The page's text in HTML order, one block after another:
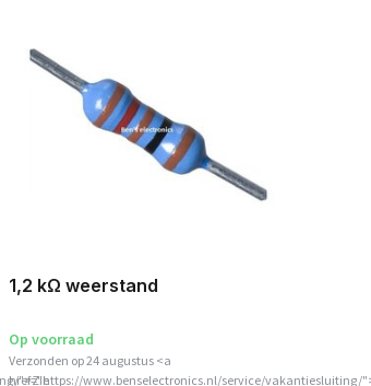
">Zie
1,2 kΩ weerstand
Op voorraad
Verzonden op 24 augustus <a
href="https://www.benselectronics.nl/service/vakantiesluiting/